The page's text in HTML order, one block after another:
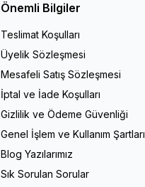
Önemli Bilgiler
Teslimat Koşulları
Üyelik Sözleşmesi
Mesafeli Satış Sözleşmesi
İptal ve İade Koşulları
Gizlilik ve Ödeme Güvenliği
Genel İşlem ve Kullanım Şartları
Blog Yazılarımız
Sık Sorulan Sorular